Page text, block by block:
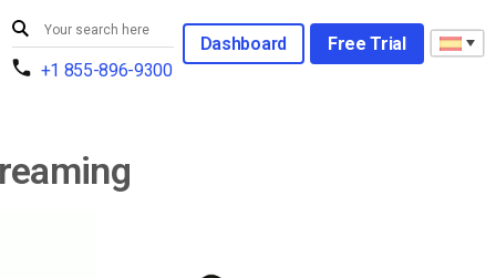
+1 855-896-9300
Dashboard Free Trial